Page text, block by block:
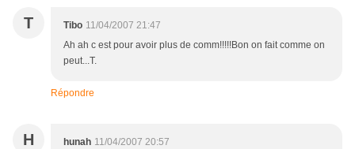
T Tibo 11/04/2007 21:47
Ah ah c est pour avoir plus de comm!!!!!Bon on fait comme on
peut...T.
Répondre
H hunah 11/04/2007 20:57